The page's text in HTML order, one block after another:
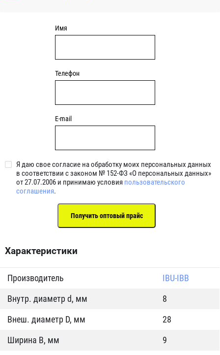
Имя
Телефон
E-mail
Я даю свое согласие на обработку моих персональных данных
в соответствии с законом № 152-ФЗ «О персональных данных»
от 27.07.2006 и принимаю условия пользовательского
соглашения.
Характеристики
Производитель
IBU-IBB
Внутр. диаметр d, мм
8
Внеш. диаметр D, мм
28
Ширина B, мм
9